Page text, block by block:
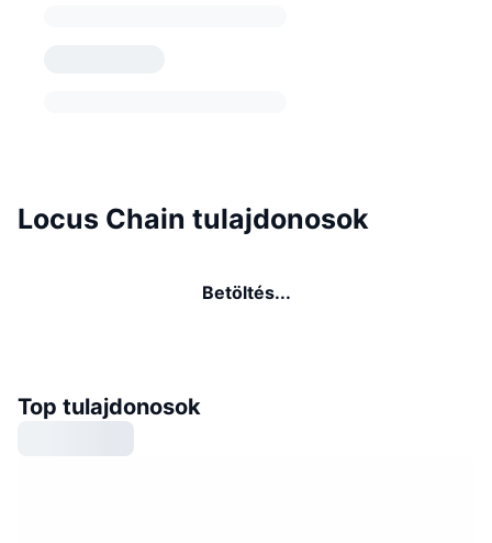
Locus Chain tulajdonosok
Betöltés...
Top tulajdonosok